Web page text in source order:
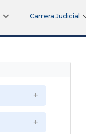
Carrera Judicial